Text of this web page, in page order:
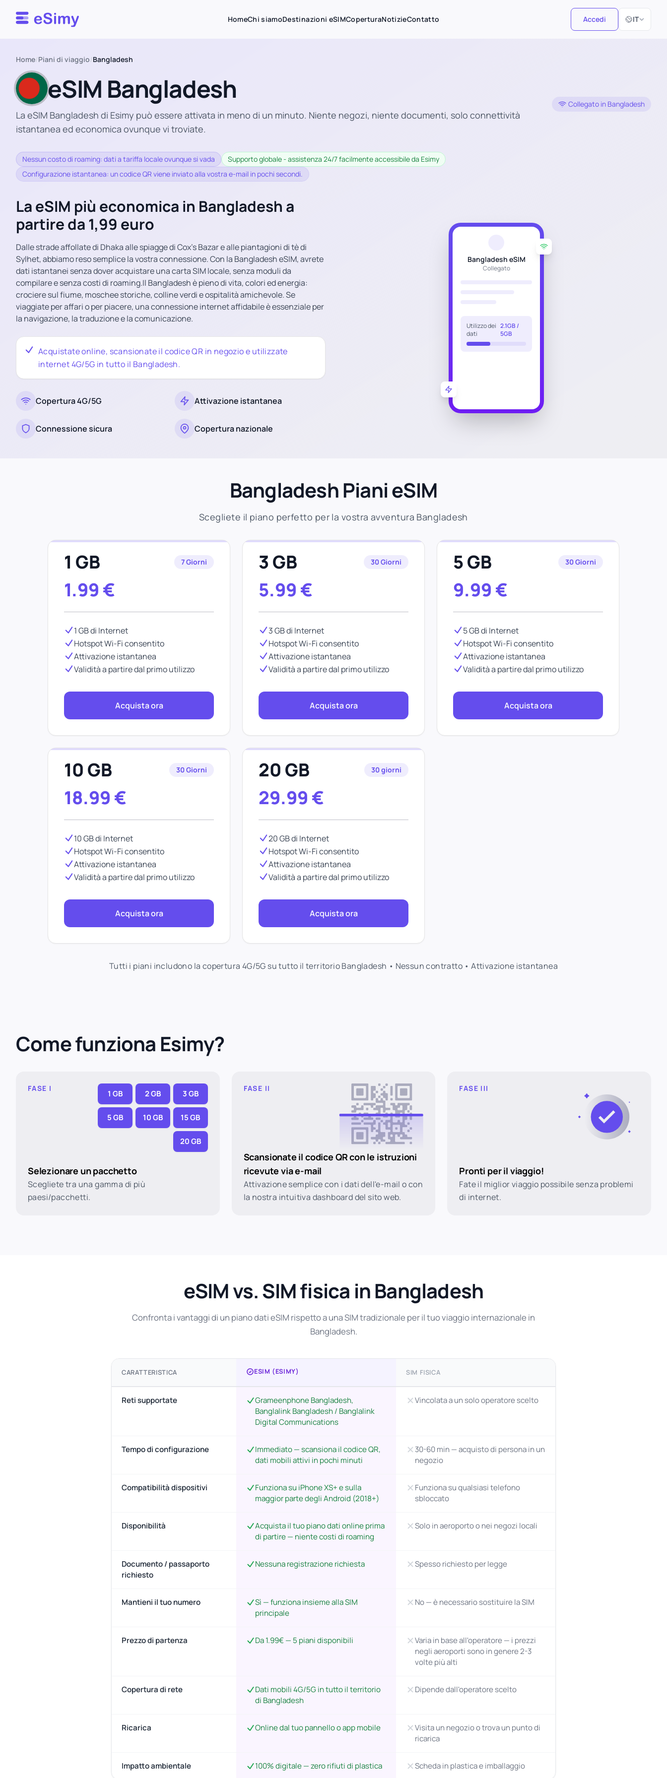
Esimy HomeChi siamoDestinazioni eSIMCoperturaNotizieContatto Accedi IT
Seleziona la
Home/Piani di viaggio/Bangladesh
eSIM Bangladesh
La eSIM Bangladesh di Esimy può essere attivata in meno di un minuto. Niente negozi, niente documenti, solo connettività
istantanea ed economica ovunque vi troviate.
Collegato in Bangladesh
Nessun costo di roaming: dati a tariffa locale ovunque si vada
Supporto globale - assistenza 24/7 facilmente accessibile da Esimy
Configurazione istantanea: un codice QR viene inviato alla vostra e-mail in pochi secondi.
La eSIM più economica in Bangladesh a
partire da 1,99 euro
Dalle strade affollate di Dhaka alle spiagge di Cox’s Bazar e alle piantagioni di tè di
Sylhet, abbiamo reso semplice la vostra connessione. Con la Bangladesh eSIM, avrete
dati istantanei senza dover acquistare una carta SIM locale, senza moduli da
compilare e senza costi di roaming.Il Bangladesh è pieno di vita, colori ed energia:
crociere sul fiume, moschee storiche, colline verdi e ospitalità amichevole. Se
viaggiate per affari o per piacere, una connessione internet affidabile è essenziale per
la navigazione, la traduzione e la comunicazione.
Acquistate online, scansionate il codice QR in negozio e utilizzate
internet 4G/5G in tutto il Bangladesh.
Copertura 4G/5G Attivazione istantanea
Connessione sicura Copertura nazionale
Bangladesh eSIM
Collegato
Utilizzo dei
dati
2.1GB /
5GB
Bangladesh Piani eSIM
Scegliete il piano perfetto per la vostra avventura Bangladesh
1 GB 7 Giorni
1.99 €
1 GB di Internet
Hotspot Wi-Fi consentito
Attivazione istantanea
Validità a partire dal primo utilizzo
Acquista ora
3 GB 30 Giorni
5.99 €
3 GB di Internet
Hotspot Wi-Fi consentito
Attivazione istantanea
Validità a partire dal primo utilizzo
Acquista ora
5 GB 30 Giorni
9.99 €
5 GB di Internet
Hotspot Wi-Fi consentito
Attivazione istantanea
Validità a partire dal primo utilizzo
Acquista ora
10 GB 30 Giorni
18.99 €
10 GB di Internet
Hotspot Wi-Fi consentito
Attivazione istantanea
Validità a partire dal primo utilizzo
Acquista ora
20 GB 30 giorni
29.99 €
20 GB di Internet
Hotspot Wi-Fi consentito
Attivazione istantanea
Validità a partire dal primo utilizzo
Acquista ora
Tutti i piani includono la copertura 4G/5G su tutto il territorio Bangladesh • Nessun contratto • Attivazione istantanea
Come funziona Esimy?
FASE I
1 GB 2 GB 3 GB
5 GB 10 GB 15 GB
20 GB
Selezionare un pacchetto
Scegliete tra una gamma di più
paesi/pacchetti.
FASE II
Scansionate il codice QR con le istruzioni
ricevute via e-mail
Attivazione semplice con i dati dell'e-mail o con
la nostra intuitiva dashboard del sito web.
FASE III
Pronti per il viaggio!
Fate il miglior viaggio possibile senza problemi
di internet.
eSIM vs. SIM fisica in Bangladesh
Confronta i vantaggi di un piano dati eSIM rispetto a una SIM tradizionale per il tuo viaggio internazionale in
Bangladesh.
CARATTERISTICA ESIM (ESIMY) SIM FISICA
Reti supportate
Grameenphone Bangladesh,
Banglalink Bangladesh / Banglalink
Digital Communications
Vincolata a un solo operatore scelto
Tempo di configurazione
Immediato — scansiona il codice QR,
dati mobili attivi in pochi minuti
30-60 min — acquisto di persona in un
negozio
Compatibilità dispositivi
Funziona su iPhone XS+ e sulla
maggior parte degli Android (2018+)
Funziona su qualsiasi telefono
sbloccato
Disponibilità
Acquista il tuo piano dati online prima
di partire — niente costi di roaming
Solo in aeroporto o nei negozi locali
Documento / passaporto
richiesto
Nessuna registrazione richiesta Spesso richiesto per legge
Mantieni il tuo numero
Sì — funziona insieme alla SIM
principale
No — è necessario sostituire la SIM
Prezzo di partenza Da 1.99€ — 5 piani disponibili
Varia in base all'operatore — i prezzi
negli aeroporti sono in genere 2-3
volte più alti
Copertura di rete
Dati mobili 4G/5G in tutto il territorio
di Bangladesh
Dipende dall'operatore scelto
Ricarica Online dal tuo pannello o app mobile
Visita un negozio o trova un punto di
ricarica
Impatto ambientale 100% digitale — zero rifiuti di plastica Scheda in plastica e imballaggio